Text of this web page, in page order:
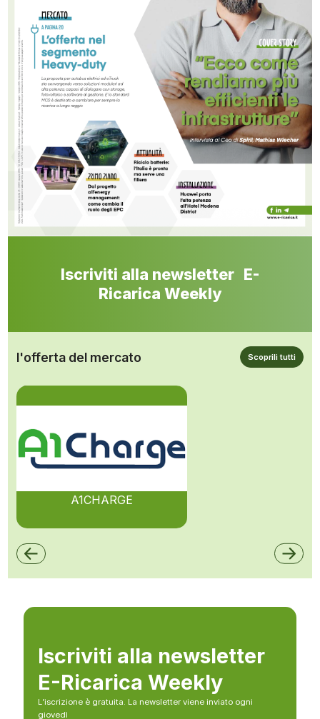
Iscriviti alla newsletter E-
Ricarica Weekly
l'offerta del mercato Scoprili tutti
A1CHARGE
Iscriviti alla newsletter
E-Ricarica Weekly
L’iscrizione è gratuita. La newsletter viene inviato ogni
giovedì